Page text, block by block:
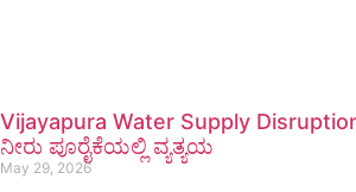
Vijayapura Water Supply
ನೀರು ಪೂರೈಕೆಯಲ್ಲಿ ವ್ಯತ್ಯಯ
May 29, 2026